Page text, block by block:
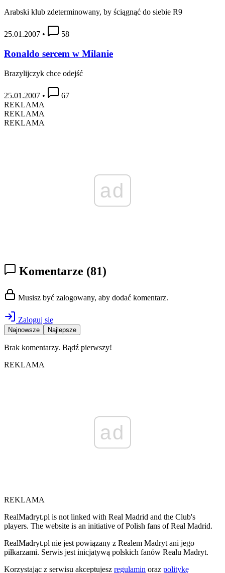
Arabski klub zdeterminowany, by ściągnąć do siebie R9
25.01.2007 • 58
Ronaldo sercem w Milanie
Brazylijczyk chce odejść
25.01.2007 •
67
REKLAMA
REKLAMA
REKLAMA
ad
Komentarze (81)
Musisz być zalogowany, aby dodać komentarz.
Zaloguj się
Najnowsze Najlepsze
Brak komentarzy. Bądź pierwszy!
REKLAMA
ad
REKLAMA
RealMadryt.pl is not linked with Real Madrid and the Club's
players. The website is an initiative of Polish fans of Real Madrid.
RealMadryt.pl nie jest powiązany z Realem Madryt ani jego
piłkarzami. Serwis jest inicjatywą polskich fanów Realu Madryt.
Korzystając z serwisu akceptujesz regulamin oraz politykę